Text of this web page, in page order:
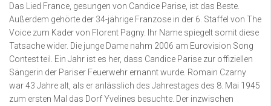
Das Lied France, gesungen von Candice Parise, ist das Beste.
Außerdem gehörte der 34-jährige Franzose in der 6. Staffel von The
Voice zum Kader von Florent Pagny. Ihr Name spiegelt somit diese
Tatsache wider. Die junge Dame nahm 2006 am Eurovision Song
Contest teil. Ein Jahr ist es her, dass Candice Parise zur offiziellen
Sängerin der Pariser Feuerwehr ernannt wurde. Romain Czarny
war 43 Jahre alt, als er anlässlich des Jahrestages des 8. Mai 1945
zum ersten Mal das Dorf Yvelines besuchte. Der inzwischen